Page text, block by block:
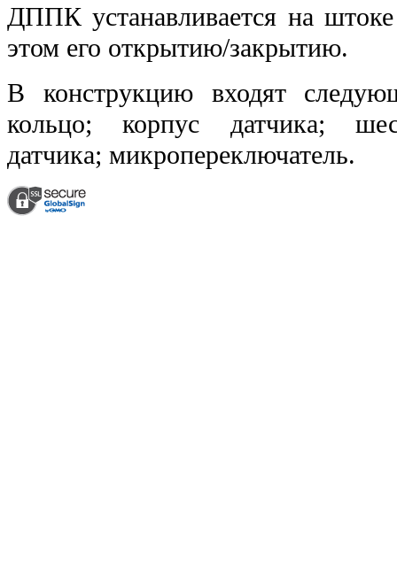
ДППК устанавливается на
этом его открытию/закрытию.
В конструкцию входят
кольцо; корпус датчика;
датчика; микропереключатель.